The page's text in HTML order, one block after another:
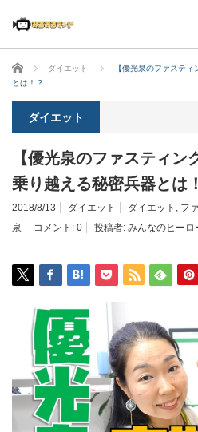
ホーム ダイエット
【優光泉のファステ
とは！？
ダイエット
【優光泉のファスティン
乗り越える秘密兵器とは
2018/8/13 ダイエット ダイエット , フ
泉
コメント: 0 投稿者: みんなのヒーロ